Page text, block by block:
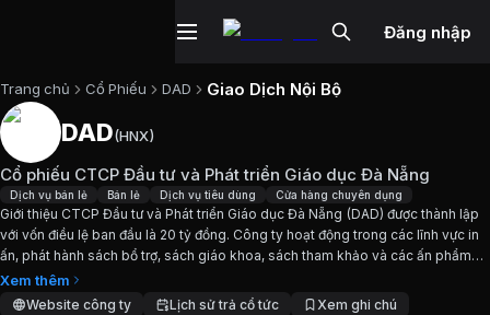
Đăng nhập
Trang chủ Cổ Phiếu DAD Giao Dịch Nội Bộ
Cổ phiếuDAD
Cập nhật: 10/8/2026.
Ngành:Dịch vụ bán lẻ, Bán lẻ, Dịch vụ tiêu dùng, Cửa hàng
Giới thiệuCổ phiếu CTCP Đầu tư và
DAD(HNX)
Cổ phiếu CTCP Đầu tư và Phát triển Giáo dục Đà Nẵng
Dịch vụ bán lẻ Bán lẻ Dịch vụ tiêu dùng Cửa hàng chuyên dụng
Giới thiệu CTCP Đầu tư và Phát triển Giáo dục Đà Nẵng (DAD) được thành lập
với vốn điều lệ ban đầu là 20 tỷ đồng. Công ty hoạt động trong các lĩnh vực in
ấn, phát hành sách bổ trợ, sách giáo khoa, sách tham khảo và các ấn phẩm
khác. DAD là một trong ba đơn vị...
Xem thêm
Website công ty Lịch sử trả cổ tức
Xem ghi chú